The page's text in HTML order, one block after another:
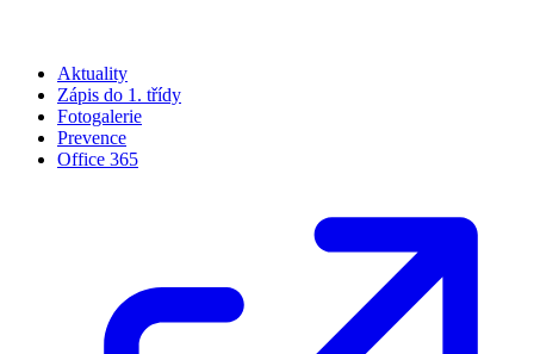
Aktuality
Zápis do 1. třídy
Fotogalerie
Prevence
Office 365